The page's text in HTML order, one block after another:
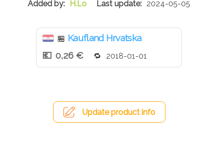
H.Lo 2024-05-05
🏪 Kaufland Hrvatska
0,26 €
2018-01-01
Update product info